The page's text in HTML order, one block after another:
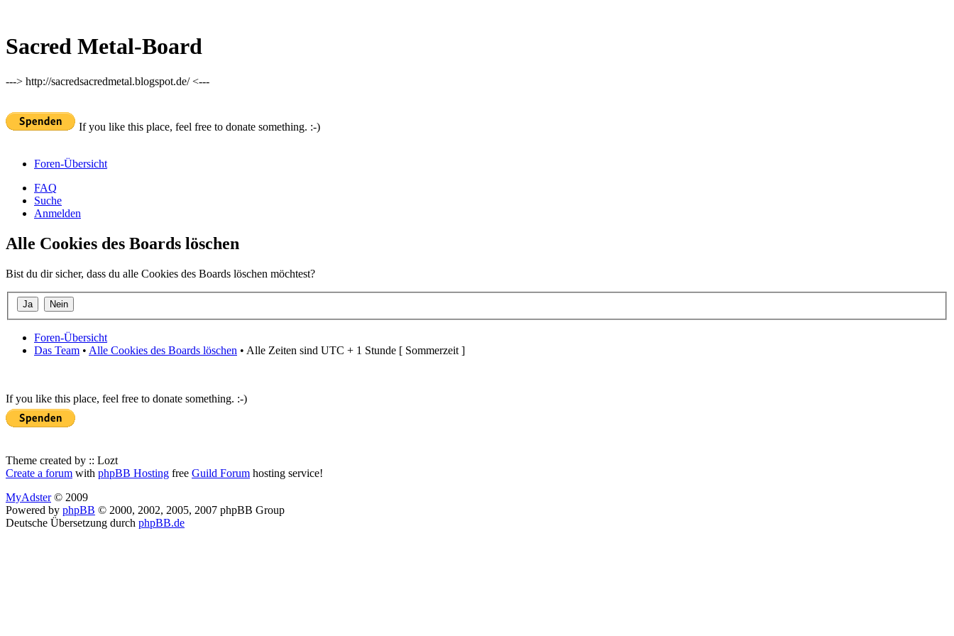
Sacred Metal-Board
---> http://sacredsacredmetal.blogspot.de/ <---
If you like this place, feel free to donate something. :-)
Foren-Übersicht
FAQ
Suche
Anmelden
Alle Cookies des Boards löschen
Bist du dir sicher, dass du alle Cookies des Boards löschen möchtest?
Foren-Übersicht
Das Team • Alle Cookies des Boards löschen • Alle Zeiten sind UTC + 1 Stunde [ Sommerzeit ]
If you like this place, feel free to donate something. :-)
Theme created by :: Lozt
Create a forum with phpBB Hosting free Guild Forum hosting service!
MyAdster© 2009
Powered by phpBB © 2000, 2002, 2005, 2007 phpBB Group
Deutsche Übersetzung durch phpBB.de